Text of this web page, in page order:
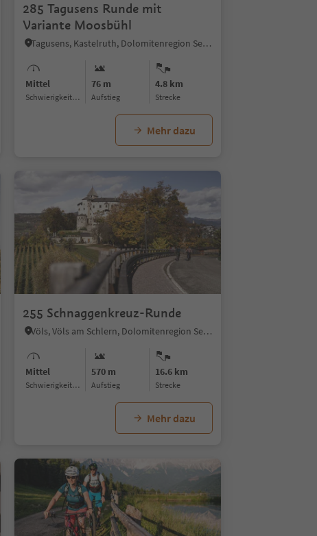
285 Tagusens Runde mit
Variante Moosbühl
Tagusens, Kastelruth, Dolomitenregion Seiser Alm
Mittel
Schwierigkeitsgrad
76 m
Aufstieg
4.8 km
Strecke
Mehr dazu
255 Schnaggenkreuz-Runde
Völs, Völs am Schlern, Dolomitenregion Seiser Alm
Mittel
Schwierigkeitsgrad
570 m
Aufstieg
16.6 km
Strecke
Mehr dazu